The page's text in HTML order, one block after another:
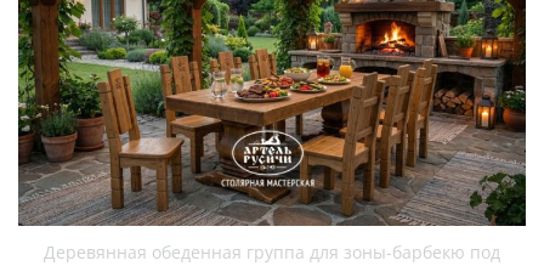
Деревянная обеденная группа для зоны-барбекю под